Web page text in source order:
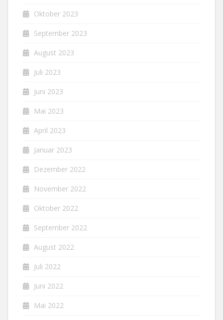
Oktober 2023
September 2023
August 2023
Juli 2023
Juni 2023
Mai 2023
April 2023
Januar 2023
Dezember 2022
November 2022
Oktober 2022
September 2022
August 2022
Juli 2022
Juni 2022
Mai 2022